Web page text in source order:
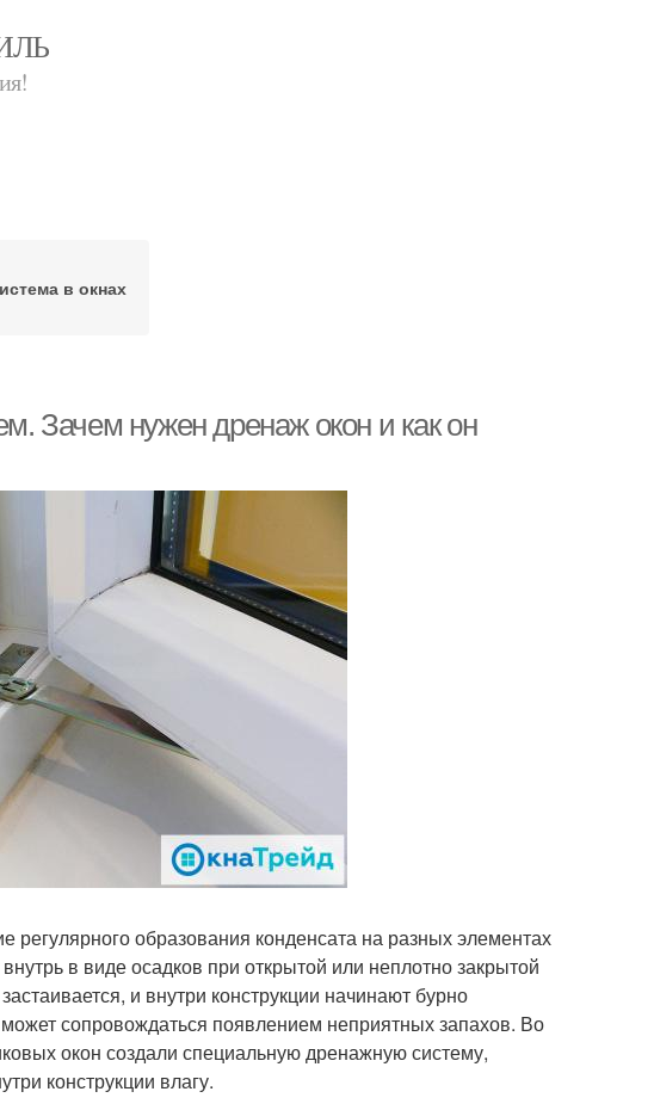
в окнах
Зачем нужен дренаж окон и как он
регулярного образования конденсата на разных элементах
в виде осадков при открытой или неплотно закрытой
и внутри конструкции начинают бурно
сопровождаться появлением неприятных запахов. Во
окон создали специальную дренажную систему,
конструкции влагу.